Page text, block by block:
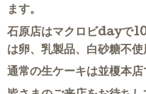
ます。
石原店はマクロビdayで
は卵、乳製品、白砂糖不使
通常の生ケーキは並榎本店